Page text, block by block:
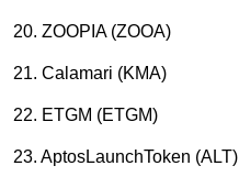
20. ZOOPIA (ZOOA)
21. Calamari (KMA)
22. ETGM (ETGM)
23. AptosLaunchToken (ALT)